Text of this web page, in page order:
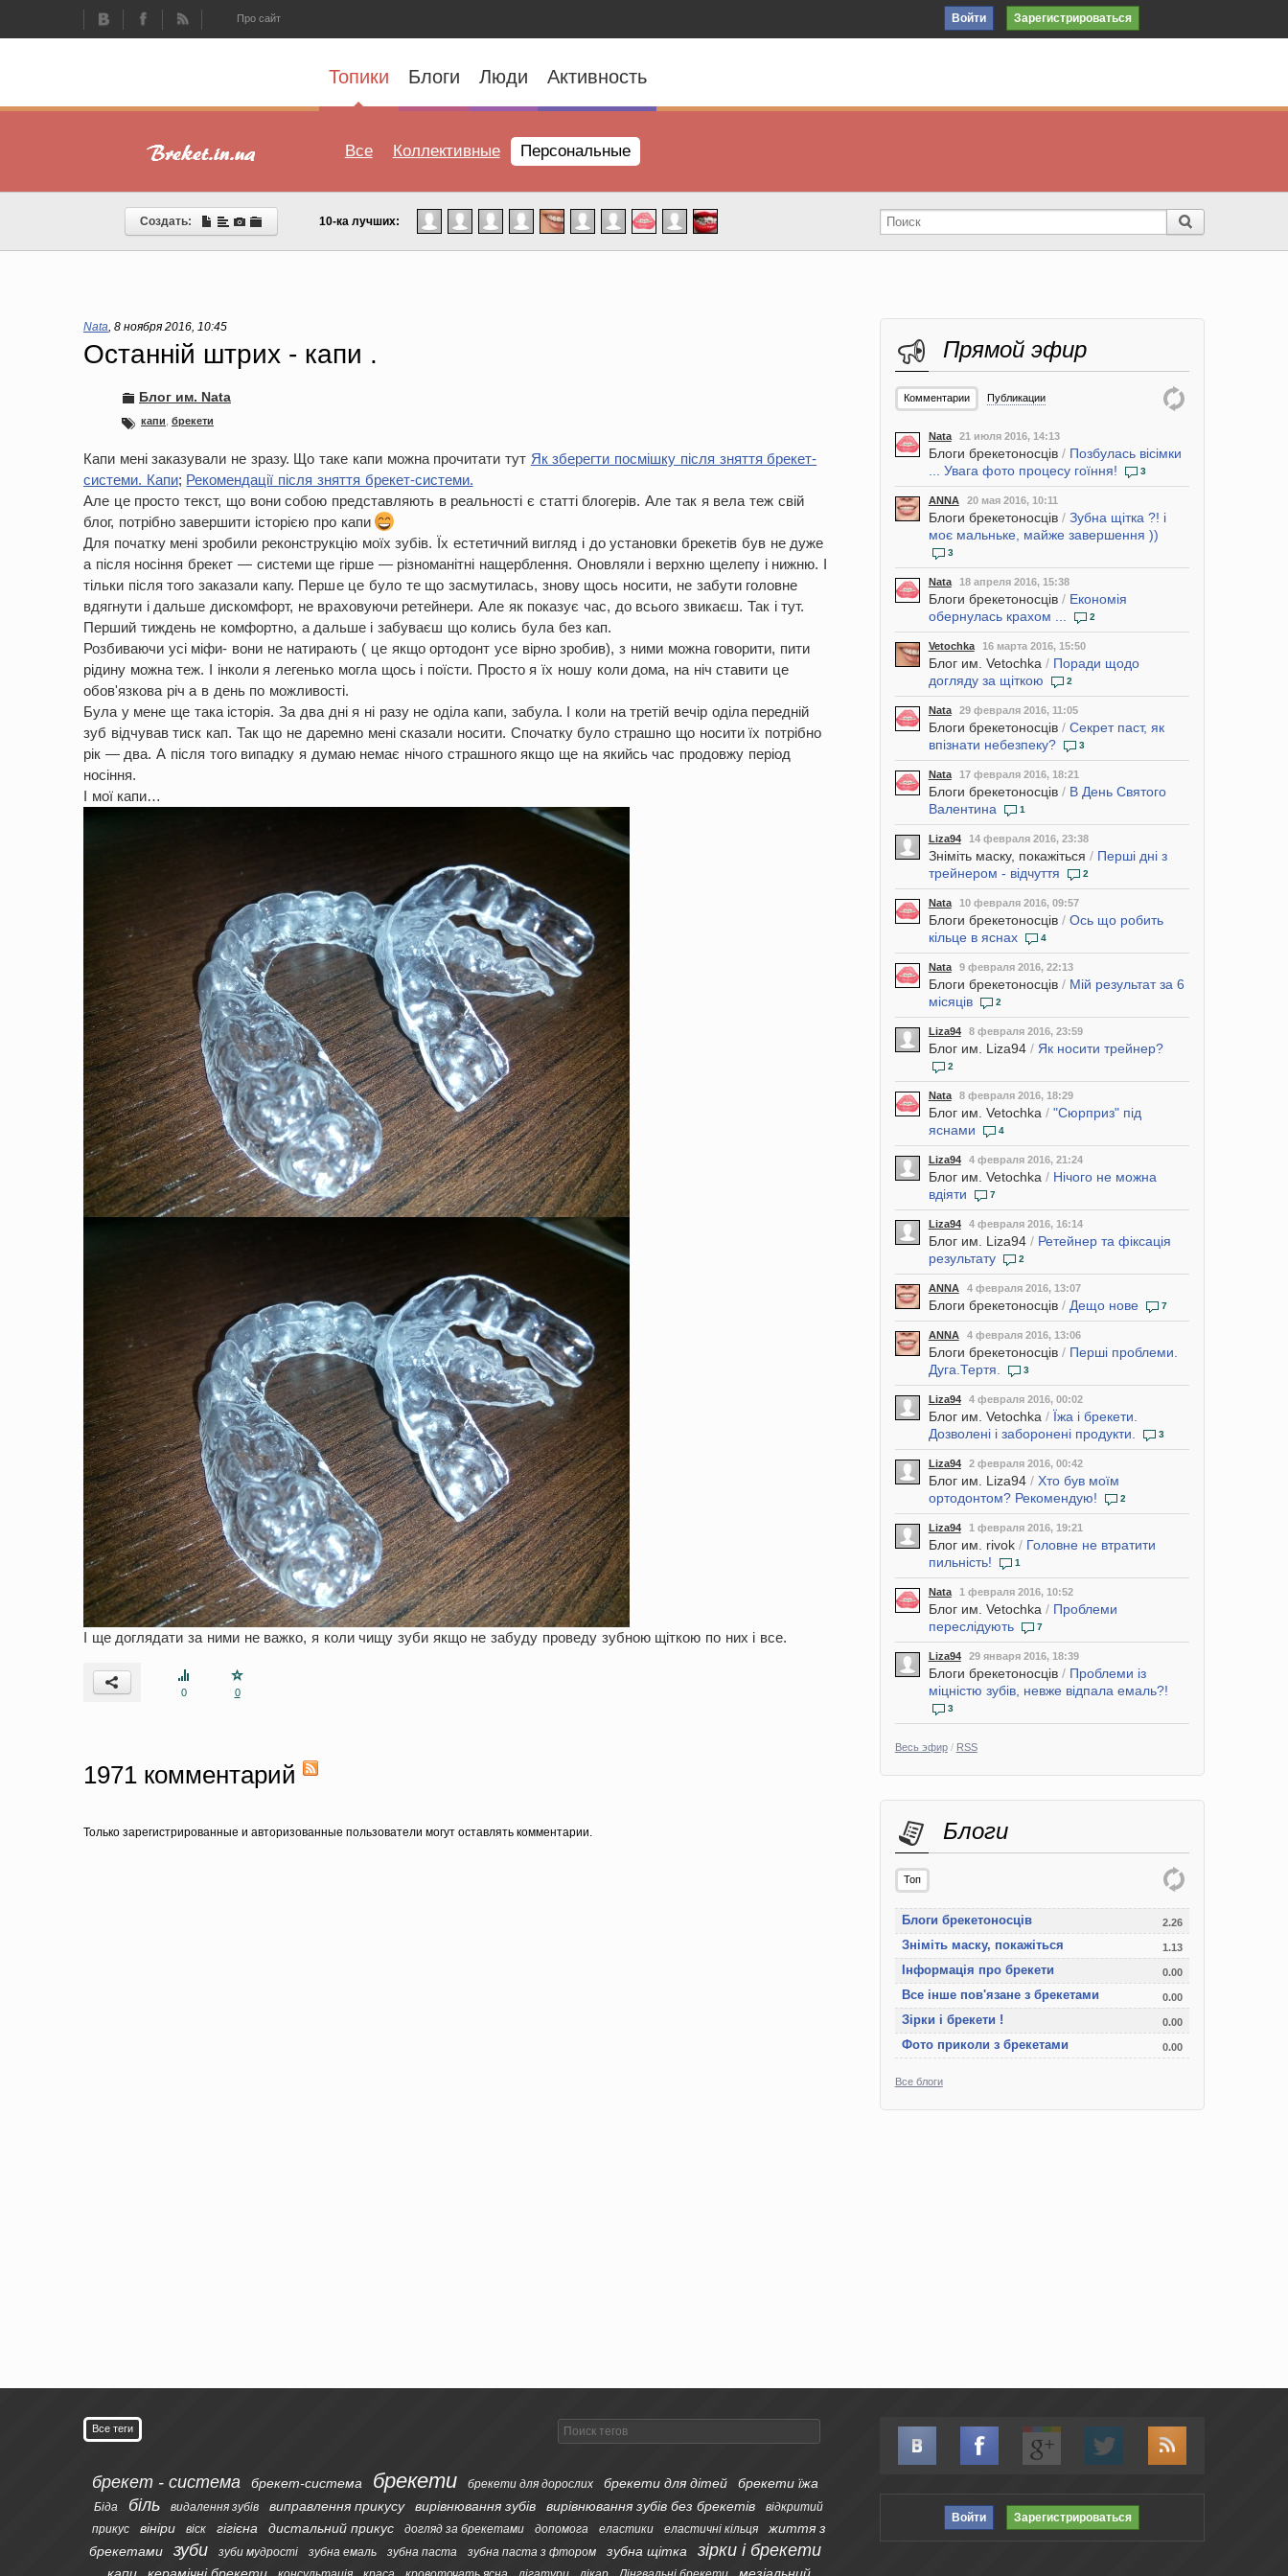
Про сайт Войти Зарегистрироваться
Топики Блоги Люди Активность
Все Коллективные Персональные
Создать: 10-ка лучших:
Nata, 8 ноября 2016, 10:45
Останній штрих - капи .
Блог им. Nata
капи брекети
Капи мені заказували не зразу. Що таке капи можна прочитати тут Як зберегти посмішку після зняття брекет-
системи. Капи; Рекомендації після зняття брекет-системи.
Але це просто текст, що вони собою представляють в реальності є статті блогерів. Але так я вела теж свій
блог, потрібно завершити історією про капи
Для початку мені зробили реконструкцію моїх зубів. Їх естетичний вигляд і до установки брекетів був не дуже
а після носіння брекет — системи ще гірше — різноманітні нащерблення. Оновляли і верхню щелепу і нижню. І
тільки після того заказали капу. Перше це було те що засмутилась, знову щось носити, не забути головне
вдягнути і дальше дискомфорт, не враховуючи ретейнери. Але як показує час, до всього звикаєш. Так і тут.
Перший тиждень не комфортно, а дальше і забуваєш що колись була без кап.
Розбиваючи усі міфи- вони не натирають ( це якщо ортодонт усе вірно зробив), з ними можна говорити, пити
рідину можна теж. І інколи я легенько могла щось і поїсти. Просто я їх ношу коли дома, на ніч ставити це
обов'язкова річ а в день по можливості.
Була у мене ще така історія. За два дні я ні разу не оділа капи, забула. І коли на третій вечір оділа передній
зуб відчував тиск кап. Так що не даремно мені сказали носити. Спочатку було страшно що носити їх потрібно
рік — два. А після того випадку я думаю немає нічого страшного якщо ще на якийсь час продовжу період
носіння.
І мої капи…
І ще доглядати за ними не важко, я коли чищу зуби якщо не забуду проведу зубною щіткою по них і все.
0 0
1971 комментарий
Только зарегистрированные и авторизованные пользователи могут оставлять комментарии.
Прямой эфир
Комментарии Публикации
Nata 21 июля 2016, 14:13
Блоги брекетоносців/ Позбулась вісімки
... Увага фото процесу гоїння!
3
ANNA 20 мая 2016, 10:11
Блоги брекетоносців/ Зубна щітка ?! і
моє мальньке, майже завершення ))
3
Nata 18 апреля 2016, 15:38
Блоги брекетоносців/ Економія
обернулась крахом ...
2
Vetochka 16 марта 2016, 15:50
Блог им. Vetochka / Поради щодо
догляду за щіткою
2
Nata 29 февраля 2016, 11:05
Блоги брекетоносців/ Секрет паст, як
впізнати небезпеку?
3
Nata 17 февраля 2016, 18:21
Блоги брекетоносців/ В День Святого
Валентина
1
Liza94 14 февраля 2016, 23:38
Зніміть маску, покажіться / Перші дні з
трейнером - відчуття
2
Nata 10 февраля 2016, 09:57
Блоги брекетоносців/ Ось що робить
кільце в яснах
4
Nata 9 февраля 2016, 22:13
Блоги брекетоносців/ Мій результат за 6
місяців
2
Liza94 8 февраля 2016, 23:59
Блог им. Liza94/ Як носити трейнер?
2
Nata 8 февраля 2016, 18:29
Блог им. Vetochka / "Сюрприз" під
яснами
4
Liza94 4 февраля 2016, 21:24
Блог им. Vetochka / Нічого не можна
вдіяти
7
Liza94 4 февраля 2016, 16:14
Блог им. Liza94/ Ретейнер та фіксація
результату
2
ANNA 4 февраля 2016, 13:07
Блоги брекетоносців/ Дещо нове 7
ANNA 4 февраля 2016, 13:06
Блоги брекетоносців/ Перші проблеми.
Дуга.Тертя.
3
Liza94 4 февраля 2016, 00:02
Блог им. Vetochka / Їжа і брекети.
Дозволені і заборонені продукти.
3
Liza94 2 февраля 2016, 00:42
Блог им. Liza94/ Хто був моїм
ортодонтом? Рекомендую!
2
Liza94 1 февраля 2016, 19:21
Блог им. rivok/ Головне не втратити
пильність!
1
Nata 1 февраля 2016, 10:52
Блог им. Vetochka / Проблеми
переслідують
7
Liza94 29 января 2016, 18:39
Блоги брекетоносців/ Проблеми із
міцністю зубів, невже відпала емаль?!
3
Весь эфир/ RSS
Блоги
Топ
Блоги брекетоносців 2.26
Зніміть маску, покажіться 1.13
Інформація про брекети 0.00
Все інше пов'язане з брекетами 0.00
Зірки і брекети ! 0.00
Фото приколи з брекетами 0.00
Все блоги
Войти Зарегистрироваться
Все теги
брекет - система брекет-система брекети брекети для дорослих брекети для дітей брекети їжа
Біда біль видалення зубів виправлення прикусу вирівнювання зубів вирівнювання зубів без брекетів
відкритий
прикус
вініри віск гігієна дистальний прикус догляд за брекетами допомога еластики еластичні кільця
життя з
брекетами
зуби зуби мудрості зубна емаль зубна паста зубна паста з фтором зубна щітка зірки і брекети